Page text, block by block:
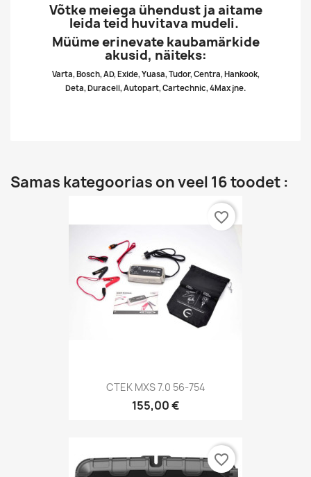
Võtke meiega ühendust ja aitame
leida teid huvitava mudeli.
Müüme erinevate kaubamärkide
akusid, näiteks:
Varta, Bosch, AD, Exide, Yuasa, Tudor, Centra, Hankook,
Deta, Duracell, Autopart, Cartechnic, 4Max jne.
Samas kategoorias on veel 16 toodet :
CTEK MXS 7.0 56-754
155,00 €
favorite_border
favorite_border